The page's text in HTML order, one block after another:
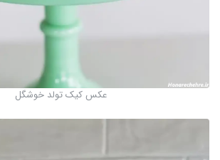
عکس کیک تولد خوشگل